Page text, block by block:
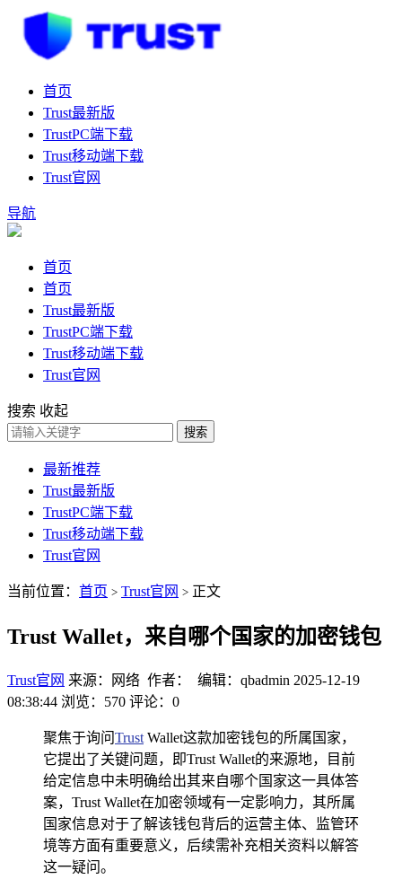
首页
Trust最新版
TrustPC端下载
Trust移动端下载
Trust官网
导航
首页
首页
Trust最新版
TrustPC端下载
Trust移动端下载
Trust官网
搜索 收起
搜索
最新推荐
Trust最新版
TrustPC端下载
Trust移动端下载
Trust官网
当前位置： 首页 > Trust官网 > 正文
Trust Wallet，来自哪个国家的加密钱包
Trust官网 来源：网络 作者： 编辑：qbadmin 2025-12-19
08:38:44 浏览：570 评论：0
聚焦于询问Trust Wallet这款加密钱包的所属国家，
它提出了关键问题，即Trust Wallet的来源地，目前
给定信息中未明确给出其来自哪个国家这一具体答
案，Trust Wallet在加密领域有一定影响力，其所属
国家信息对于了解该钱包背后的运营主体、监管环
境等方面有重要意义，后续需补充相关资料以解答
这一疑问。